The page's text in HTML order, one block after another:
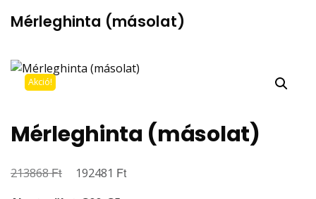
Mérleghinta (másolat)
Akció!
Mérleghinta (másolat)
213868Ft
Original
192481 Ft